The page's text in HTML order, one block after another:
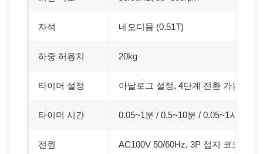
자석 네오디뮴 (0.51T)
하중 허용치 20kg
타이머 설정 아날로그 설정, 4단계 전환 가능
타이머 시간 0.05~1분 / 0.5~10분 / 0.05~1시간 /
전원 AC100V 50/60Hz, 3P 접지 코드 2.5m